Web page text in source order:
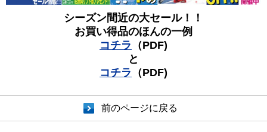
シーズン間近の大セール！！
お買い得品のほんの一例
コチラ （PDF)
と
コチラ （PDF)
前のページに戻る